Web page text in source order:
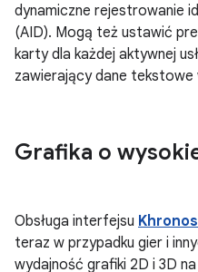
dynamiczne rejestrowanie
(AID). Mogą też ustawić
karty dla każdej aktywnej
zawierający dane
Grafika o
Obsługa interfejsu Khronos
teraz w przypadku gier i
wydajność grafiki 2D i 3D